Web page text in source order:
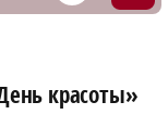
красоты»